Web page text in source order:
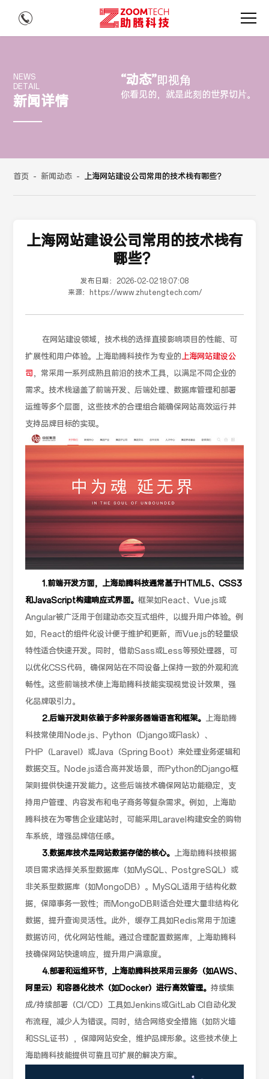
NEWS
DETAIL
新闻详情
“动态”即视角
你看见的，就是此刻的世界切片。
首页 - 新闻动态 - 上海网站建设公司常用的技术栈有哪些？
上海网站建设公司常用的技术栈有
哪些？
发布日期： 2026-02-02 18:07:08
来源：
https://www.zhutengtech.com/
在网站建设领域，技术栈的选择直接影响项目的性能、可
扩展性和用户体验。上海助腾科技作为专业的上海网站建设公
司，常采用一系列成熟且前沿的技术工具，以满足不同企业的
需求。技术栈涵盖了前端开发、后端处理、数据库管理和部署
运维等多个层面，这些技术的合理组合能确保网站高效运行并
支持品牌目标的实现。
1.前端开发方面，上海助腾科技通常基于HTML5、CSS3
和JavaScript构建响应式界面。框架如React、Vue.js或
Angular被广泛用于创建动态交互式组件，以提升用户体验。例
如，React的组件化设计便于维护和更新，而Vue.js的轻量级
特性适合快速开发。同时，借助Sass或Less等预处理器，可
以优化CSS代码，确保网站在不同设备上保持一致的外观和流
畅性。这些前端技术使上海助腾科技能实现视觉设计效果，强
化品牌吸引力。
2.后端开发则依赖于多种服务器端语言和框架。 上海助腾
科技常使用Node.js、Python（Django或Flask）、
PHP（Laravel）或Java（Spring Boot）来处理业务逻辑和
数据交互。Node.js适合高并发场景，而Python的Django框
架则提供快速开发能力。这些后端技术确保网站功能稳定，支
持用户管理、内容发布和电子商务等复杂需求。例如，上海助
腾科技在为零售企业建站时，可能采用Laravel构建安全的购物
车系统，增强品牌信任感。
3.数据库技术是网站数据存储的核心。 上海助腾科技根据
项目需求选择关系型数据库（如MySQL、PostgreSQL）或
非关系型数据库（如MongoDB）。MySQL适用于结构化数
据，保障事务一致性；而MongoDB则适合处理大量非结构化
数据，提升查询灵活性。此外，缓存工具如Redis常用于加速
数据访问，优化网站性能。通过合理配置数据库，上海助腾科
技确保网站快速响应，提升用户满意度。
4.部署和运维环节，上海助腾科技采用云服务（如AWS、
阿里云）和容器化技术（如Docker）进行高效管理。持续集
成/持续部署（CI/CD）工具如Jenkins或GitLab CI自动化发
布流程，减少人为错误。同时，结合网络安全措施（如防火墙
和SSL证书），保障网站安全，维护品牌形象。这些技术使上
海助腾科技能提供可靠且可扩展的解决方案。